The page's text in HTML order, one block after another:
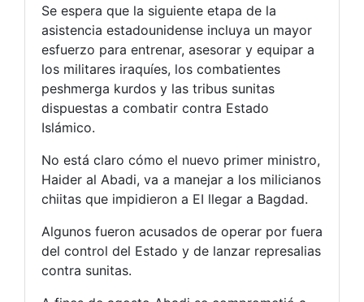
Se espera que la siguiente etapa de la
asistencia estadounidense incluya un mayor
esfuerzo para entrenar, asesorar y equipar a
los militares iraquíes, los combatientes
peshmerga kurdos y las tribus sunitas
dispuestas a combatir contra Estado
Islámico.
No está claro cómo el nuevo primer ministro,
Haider al Abadi, va a manejar a los milicianos
chiitas que impidieron a EI llegar a Bagdad.
Algunos fueron acusados de operar por fuera
del control del Estado y de lanzar represalias
contra sunitas.